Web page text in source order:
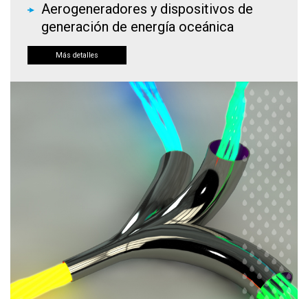
Aerogeneradores y dispositivos de
generación de energía oceánica
Más detalles